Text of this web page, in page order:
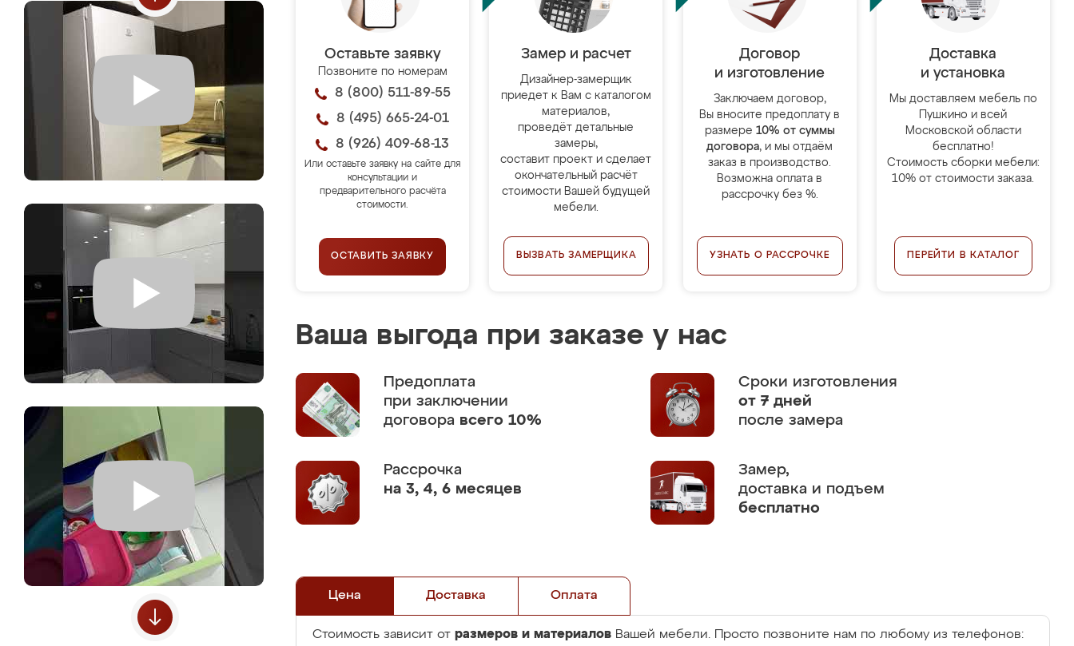
Оставьте заявку
Позвоните по номерам
8 (800) 511-89-55
8 (495) 665-24-01
8 (926) 409-68-13
Или оставьте заявку на сайте для
консультации и
предварительного расчёта
стоимости.
ОСТАВИТЬ ЗАЯВКУ
Замер и расчет
Дизайнер-замерщик
приедет к Вам с каталогом
материалов,
проведёт детальные
замеры,
составит проект и сделает
окончательный расчёт
стоимости Вашей будущей
мебели.
ВЫЗВАТЬ ЗАМЕРЩИКА
Договор
и изготовление
Заключаем договор,
Вы вносите предоплату в
размере 10% от суммы
договора, и мы отдаём
заказ в производство.
Возможна оплата в
рассрочку без %.
УЗНАТЬ О РАССРОЧКЕ
Доставка
и установка
Мы доставляем мебель по
Пушкино и всей
Московской области
бесплатно!
Стоимость сборки мебели:
10% от стоимости заказа.
ПЕРЕЙТИ В КАТАЛОГ
Ваша выгода при заказе у нас
Предоплата
при заключении
договора всего 10%
Сроки изготовления
от 7 дней
после замера
Рассрочка
на 3, 4, 6 месяцев
Замер,
доставка и подъем
бесплатно
Цена Доставка Оплата
Стоимость зависит от размеров и материалов Вашей мебели. Просто позвоните нам по любому из телефонов: